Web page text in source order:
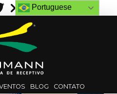
BLOG CONTATO
Portuguese